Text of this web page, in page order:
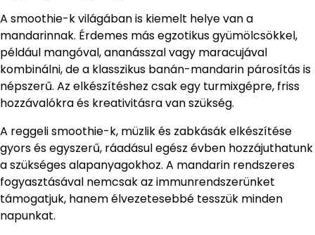
A smoothie-k világában is kiemelt helye van a
mandarinnak. Érdemes más egzotikus gyümölcsökkel,
például mangóval, ananásszal vagy maracujával
kombinálni, de a klasszikus banán-mandarin párosítás is
népszerű. Az elkészítéshez csak egy turmixgépre, friss
hozzávalókra és kreativitásra van szükség.
A reggeli smoothie-k, müzlik és zabkásák elkészítése
gyors és egyszerű, ráadásul egész évben hozzájuthatunk
a szükséges alapanyagokhoz. A mandarin rendszeres
fogyasztásával nemcsak az immunrendszerünket
támogatjuk, hanem élvezetesebbé tesszük minden
napunkat.